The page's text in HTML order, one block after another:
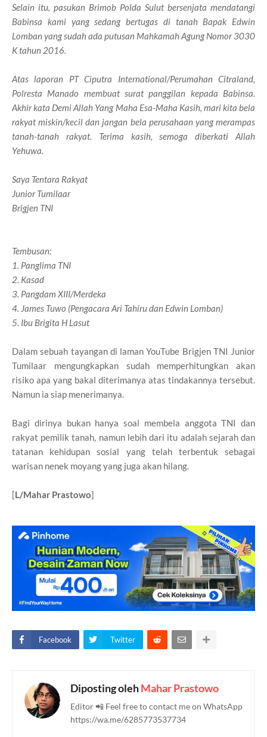
Selain itu, pasukan Brimob Polda Sulut bersenjata mendatangi
Babinsa kami yang sedang bertugas di tanah Bapak Edwin
Lomban yang sudah ada putusan Mahkamah Agung Nomor 3030
K tahun 2016.
Atas laporan PT Ciputra International/Perumahan Citraland,
Polresta Manado membuat surat panggilan kepada Babinsa.
Akhir kata Demi Allah Yang Maha Esa-Maha Kasih, mari kita bela
rakyat miskin/kecil dan jangan bela perusahaan yang merampas
tanah-tanah rakyat. Terima kasih, semoga diberkati Allah
Yehuwa.
Saya Tentara Rakyat
Junior Tumilaar
Brigjen TNI
Tembusan:
1. Panglima TNI
2. Kasad
3. Pangdam XIII/Merdeka
4. James Tuwo (Pengacara Ari Tahiru dan Edwin Lomban)
5. Ibu Brigita H Lasut
Dalam sebuah tayangan di laman YouTube Brigjen TNI Junior
Tumilaar mengungkapkan sudah memperhitungkan akan
risiko apa yang bakal diterimanya atas tindakannya tersebut.
Namun ia siap menerimanya.
Bagi dirinya bukan hanya soal membela anggota TNI dan
rakyat pemilik tanah, namun lebih dari itu adalah sejarah dan
tatanan kehidupan sosial yang telah terbentuk sebagai
warisan nenek moyang yang juga akan hilang.
[L/Mahar Prastowo]
Facebook Twitter
Diposting olehMahar Prastowo
Editor 📲 Feel free to contact me on WhatsApp
https://wa.me/6285773537734